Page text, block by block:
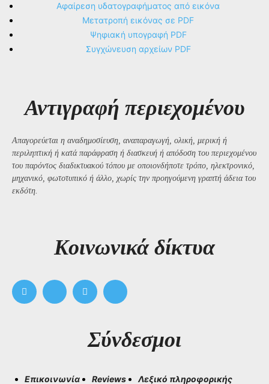
Αφαίρεση υδατογραφήματος από εικόνα
Μετατροπή εικόνας σε PDF
Ψηφιακή υπογραφή PDF
Συγχώνευση αρχείων PDF
Αντιγραφή περιεχομένου
Απαγορεύεται η αναδημοσίευση, αναπαραγωγή, ολική, μερική ή
περιληπτική ή κατά παράφραση ή διασκευή ή απόδοση του περιεχομένου
του παρόντος διαδικτυακού τόπου με οποιονδήποτε τρόπο, ηλεκτρονικό,
μηχανικό, φωτοτυπικό ή άλλο, χωρίς την προηγούμενη γραπτή άδεια του
εκδότη.
Kοινωνικά δίκτυα
Σύνδεσμοι
Επικοινωνία Reviews Λεξικό πληροφορικής